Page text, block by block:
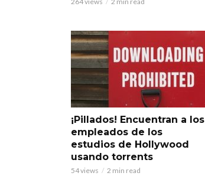
¡Pillados! Encuentran a los
empleados de los
estudios de Hollywood
usando torrents
54 views 2 min read